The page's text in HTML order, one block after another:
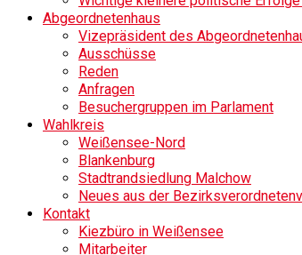
Abgeordnetenhaus
Vizepräsident des
Ausschüsse
Reden
Anfragen
Besuchergruppen im Parlament
Wahlkreis
Weißensee-Nord
Blankenburg
Stadtrandsiedlung Malchow
Neues aus der
Kontakt
Kiezbüro in Weißensee
Mitarbeiter